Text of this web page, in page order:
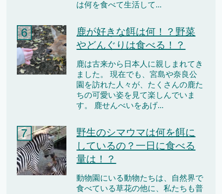
は何を食べて生活して...
鹿が好きな餌は何！？野菜
やどんぐりは食べる！？
鹿は古来から日本人に親しまれてき
ました。 現在でも、宮島や奈良公
園を訪れた人々が、たくさんの鹿た
ちの可愛い姿を見て楽しんでいま
す。 鹿せんべいをあげ...
野生のシマウマは何を餌に
しているの？一日に食べる
量は！？
動物園にいる動物たちは、自然界で
食べている草花の他に、私たちも普